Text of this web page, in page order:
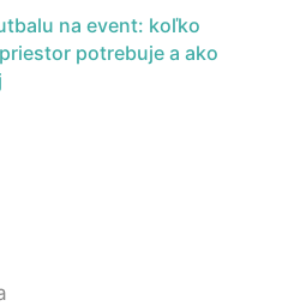
na event: koľko
potrebuje a ako